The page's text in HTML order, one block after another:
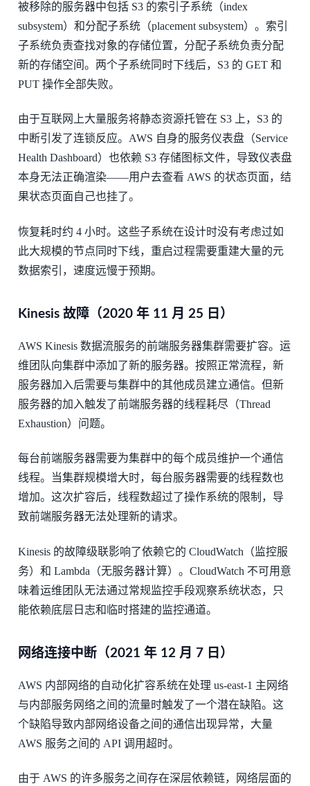
被移除的服务器中包括 S3 的索引子系统（index
subsystem）和分配子系统（placement subsystem）。索引
子系统负责查找对象的存储位置，分配子系统负责分配
新的存储空间。两个子系统同时下线后，S3 的 GET 和
PUT 操作全部失败。
由于互联网上大量服务将静态资源托管在 S3 上，S3 的
中断引发了连锁反应。AWS 自身的服务仪表盘（Service
Health Dashboard）也依赖 S3 存储图标文件，导致仪表盘
本身无法正确渲染——用户去查看 AWS 的状态页面，结
果状态页面自己也挂了。
恢复耗时约 4 小时。这些子系统在设计时没有考虑过如
此大规模的节点同时下线，重启过程需要重建大量的元
数据索引，速度远慢于预期。
Kinesis 故障（2020 年 11 月 25 日）
AWS Kinesis 数据流服务的前端服务器集群需要扩容。运
维团队向集群中添加了新的服务器。按照正常流程，新
服务器加入后需要与集群中的其他成员建立通信。但新
服务器的加入触发了前端服务器的线程耗尽（Thread
Exhaustion）问题。
每台前端服务器需要为集群中的每个成员维护一个通信
线程。当集群规模增大时，每台服务器需要的线程数也
增加。这次扩容后，线程数超过了操作系统的限制，导
致前端服务器无法处理新的请求。
Kinesis 的故障级联影响了依赖它的 CloudWatch（监控服
务）和 Lambda（无服务器计算）。CloudWatch 不可用意
味着运维团队无法通过常规监控手段观察系统状态，只
能依赖底层日志和临时搭建的监控通道。
网络连接中断（2021 年 12 月 7 日）
AWS 内部网络的自动化扩容系统在处理 us-east-1 主网络
与内部服务网络之间的流量时触发了一个潜在缺陷。这
个缺陷导致内部网络设备之间的通信出现异常，大量
AWS 服务之间的 API 调用超时。
由于 AWS 的许多服务之间存在深层依赖链，网络层面的